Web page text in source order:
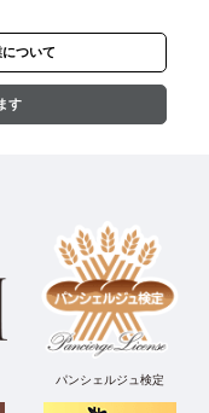
ついて
す
パンシェルジュ検定